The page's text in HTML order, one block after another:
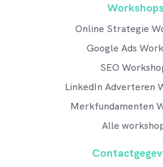
Workshops
Online Strategie
Google Ads
SEO
LinkedIn Adverteren
Merkfundamenten
Alle